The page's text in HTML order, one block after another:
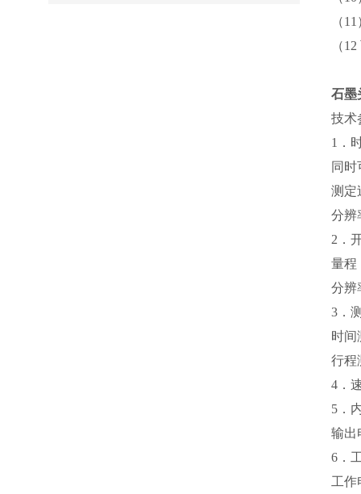
（
（
石墨
技术
1．
同时
测定
分辨
2．
量程
分辨
3．
时间
行程
4．
5．
输出
6．
工作